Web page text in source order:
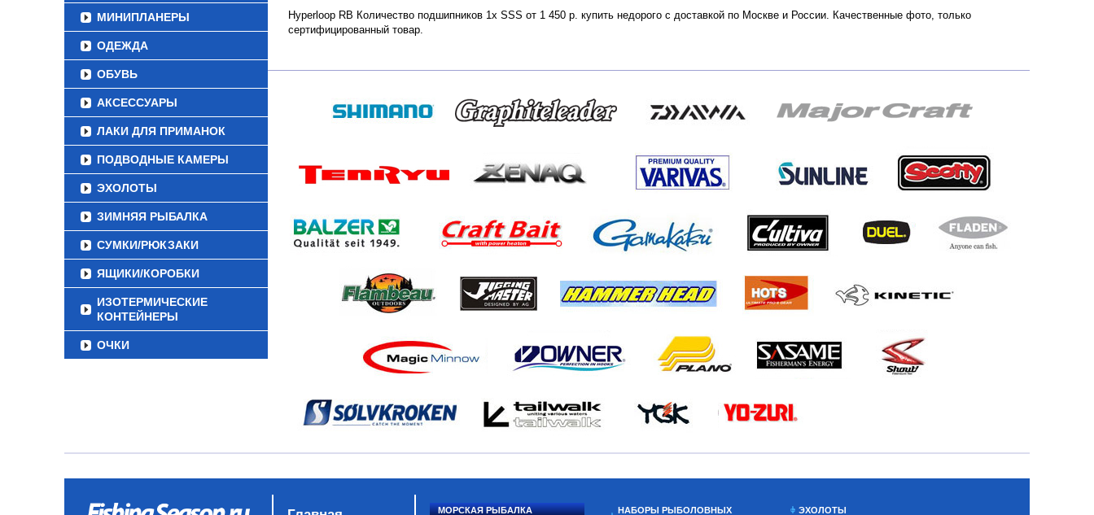
МИНИПЛАНЕРЫ
ОДЕЖДА
ОБУВЬ
АКСЕССУАРЫ
ЛАКИ ДЛЯ ПРИМАНОК
ПОДВОДНЫЕ КАМЕРЫ
ЭХОЛОТЫ
ЗИМНЯЯ РЫБАЛКА
СУМКИ/РЮКЗАКИ
ЯЩИКИ/КОРОБКИ
ИЗОТЕРМИЧЕСКИЕ
КОНТЕЙНЕРЫ
ОЧКИ
Hyperloop RB Количество подшипников 1x SSS от 1 450 р. купить недорого с доставкой по Москве и России. Качественные фото, только
сертифицированный товар.
МОРСКАЯ РЫБАЛКА НАБОРЫ РЫБОЛОВНЫХ ЭХОЛОТЫ